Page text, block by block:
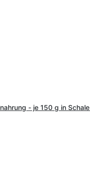
- je 150 g in Schale